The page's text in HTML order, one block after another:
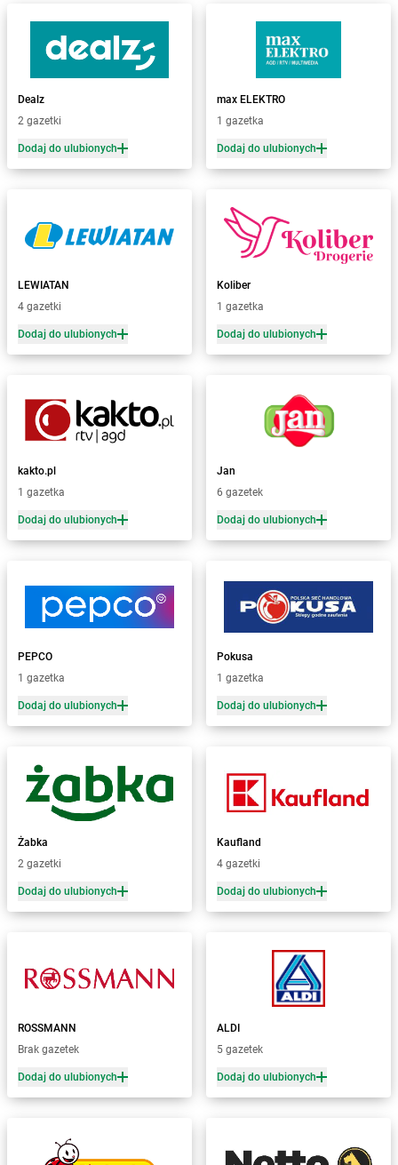
Żabka Baniocha
Żabka Baranowo
Barcin
Żabka Barczewo
Żabka
Żabka Barlinek
Żabka Barniewice
Żabka Bartąg
Żabka
Barwałd Średni
Żabka Barwice
Bęczków
Żabka Bełchatów
Żabka Bełsznica
Żabka Bestwina
Żabka
Bestwinka
Żabka Bezrzecze
Żabka BG1
Żabka Biała
Żabka
Biała Druga
Żabka Białe Błota
Żabka Białka
Żabka Białobrzegi
Żabka Białogard
Żabka Białogóra
Żabka Białośliwie
Żabka
Biały Dunajec
Żabka Białystok
Bibice
Żabka
Żabka Biedrusko
Żabka Bielany Wrocławskie
Żabka Bielawa
Żabka Bielsko
Żabka Bieniewice
Żabka Bieruń
Żabka Bieżuń
Żabka Bilcza
Biórków Mały
Dealz
2 gazetki
Dodaj do ulubionych
max ELEKTRO
1 gazetka
Dodaj do ulubionych
LEWIATAN
4 gazetki
Dodaj do ulubionych
Koliber
1 gazetka
Dodaj do ulubionych
kakto.pl
1 gazetka
Dodaj do ulubionych
Jan
6 gazetek
Dodaj do ulubionych
PEPCO
1 gazetka
Dodaj do ulubionych
Pokusa
1 gazetka
Dodaj do ulubionych
Żabka
2 gazetki
Dodaj do ulubionych
Kaufland
4 gazetki
Dodaj do ulubionych
ROSSMANN
Brak gazetek
Dodaj do ulubionych
ALDI
5 gazetek
Dodaj do ulubionych